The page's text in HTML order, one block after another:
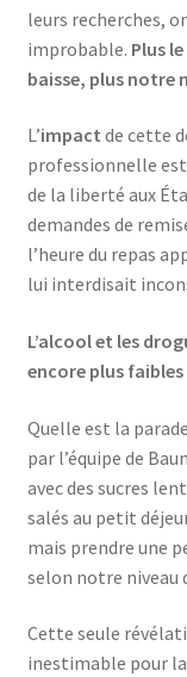
leurs recherches,
improbable. Plus
baisse, plus notre
L’impact de cette
professionnelle est
de la liberté aux
demandes de
l’heure du repas
lui interdisait
L’alcool et les
encore plus faibles
Quelle est la
par l’équipe de
avec des sucres
salés au petit
mais prendre une
selon notre niveau
Cette seule
inestimable pour